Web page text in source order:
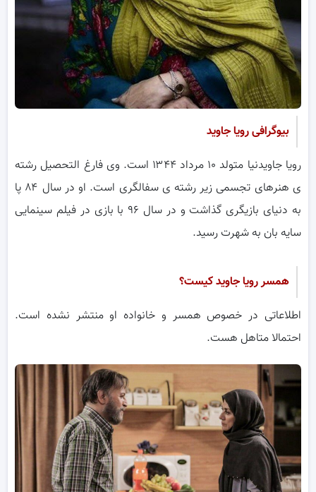
بیوگرافی رویا جاوید
رویا جاویدنیا متولد ۱۰ مرداد ۱۳۴۴ است. وی فارغ التحصیل رشته
ی هنرهای تجسمی زیر رشته ی سفالگری است. او در سال ۸۴ پا
به دنیای بازیگری گذاشت و در سال ۹۶ با بازی در فیلم سینمایی
سایه بان به شهرت رسید.
همسر رویا جاوید کیست؟
اطلاعاتی در خصوص همسر و خانواده او منتشر نشده است.
احتمالا متاهل هست.